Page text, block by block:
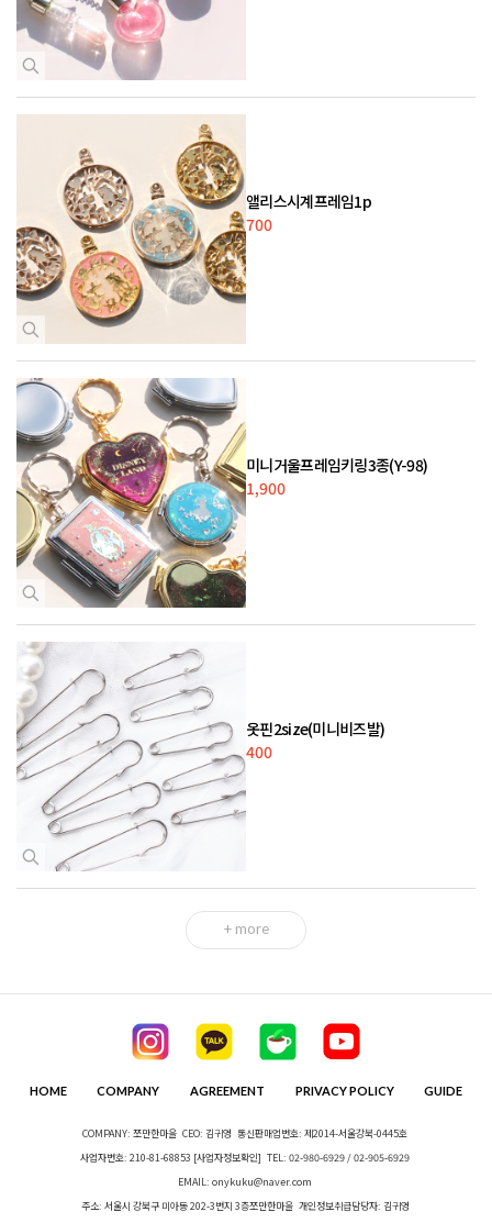
앨리스시계프레임1p
700
미니거울프레임키링3종(Y-98)
1,900
옷핀2size(미니비즈발)
400
+ more
HOME COMPANY AGREEMENT PRIVACY POLICY GUIDE
COMPANY: 쪼만한마을 CEO: 김귀영 통신판매업번호: 제2014-서울강북-0445호
사업자번호: 210-81-68853 [사업자정보확인] TEL: 02-980-6929 / 02-905-6929
EMAIL: onykuku@naver.com
주소: 서울시 강북구 미아동 202-3번지 3층쪼만한마을 개인정보취급담당자: 김귀영